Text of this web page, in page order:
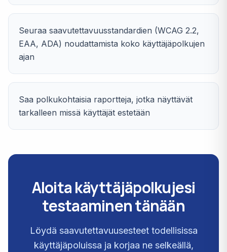
Seuraa saavutettavuusstandardien (WCAG 2.2,
EAA, ADA) noudattamista koko käyttäjäpolkujen
ajan
Saa polkukohtaisia raportteja, jotka näyttävät
tarkalleen missä käyttäjät estetään
Aloita käyttäjäpolkujesi
testaaminen tänään
Löydä saavutettavuusesteet todellisissa
käyttäjäpoluissa ja korjaa ne selkeällä,